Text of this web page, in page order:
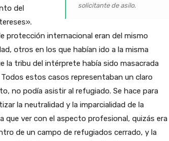
solicitante de asilo.
del
protección internacional eran del mismo
otros en los que habían ido a la misma
la tribu del intérprete había sido masacrada
estos casos representaban un claro
no podía asistir al refugiado. Se hace para
la neutralidad y la imparcialidad de la
ver con el aspecto profesional, quizás era
de un campo de refugiados cerrado, y la